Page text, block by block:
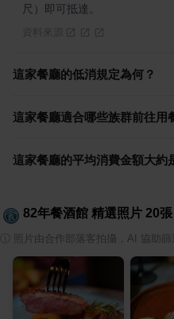
尺）即可抵達。
這家餐廳的低消規定為何？
這家餐廳適合哪些族群前往用
這家餐廳的平均消費金額大約
82年餐酒館 精選照片 20張
照片由合作部落客拍攝，AI 協助篩